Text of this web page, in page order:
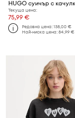
Текуща цена:
75,99 €
Редовна цена:138,00 €
Най-ниска цена:84,99 €